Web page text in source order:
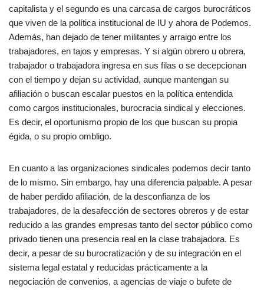
capitalista y el segundo es una carcasa de cargos burocráticos
que viven de la política institucional de IU y ahora de Podemos.
Además, han dejado de tener militantes y arraigo entre los
trabajadores, en tajos y empresas. Y si algún obrero u obrera,
trabajador o trabajadora ingresa en sus filas o se decepcionan
con el tiempo y dejan su actividad, aunque mantengan su
afiliación o buscan escalar puestos en la política entendida
como cargos institucionales, burocracia sindical y elecciones.
Es decir, el oportunismo propio de los que buscan su propia
égida, o su propio ombligo.
En cuanto a las organizaciones sindicales podemos decir tanto
de lo mismo. Sin embargo, hay una diferencia palpable. A pesar
de haber perdido afiliación, de la desconfianza de los
trabajadores, de la desafección de sectores obreros y de estar
reducido a las grandes empresas tanto del sector público como
privado tienen una presencia real en la clase trabajadora. Es
decir, a pesar de su burocratización y de su integración en el
sistema legal estatal y reducidas prácticamente a la
negociación de convenios, a agencias de viaje o bufete de